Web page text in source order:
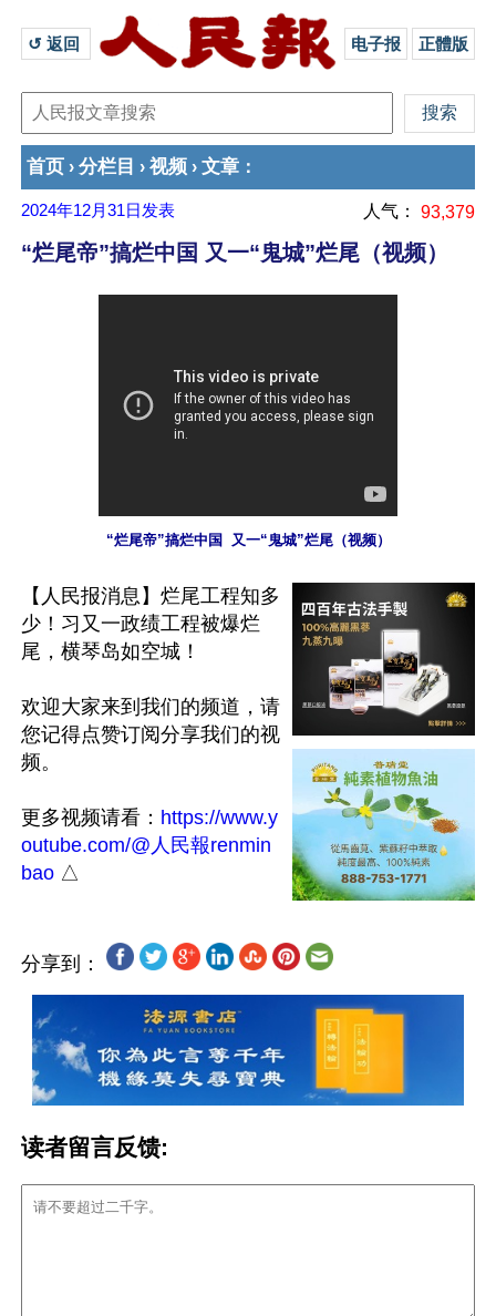
↺ 返回 电子报 正體版
首页 › 分栏目 › 视频 › 文章 ：
2024年12月31日 发表 人气： 93,379
“烂尾帝”搞烂中国 又一“鬼城”烂尾（视频）
“烂尾帝”搞烂中国  又一“鬼城”烂尾（视频）
【人民报消息】烂尾工程知多
少！习又一政绩工程被爆烂
尾，横琴岛如空城！
欢迎大家来到我们的频道，请
您记得点赞订阅分享我们的视
频。
更多视频请看： https://www.y
outube.com/@人民報renmin
bao
分享到：
读者留言反馈: